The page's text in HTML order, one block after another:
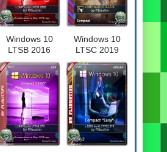
Windows 10
LTSB 2016
Compact
Windows 10
LTSC 2019
Compact
[17763.720] 32-
64бит